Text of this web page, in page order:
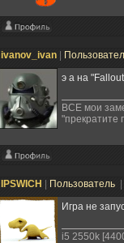
ivanov_ivan
э а на
ВСЕ мои
IPSWICH Пользователь
Игра не
i5 2550k